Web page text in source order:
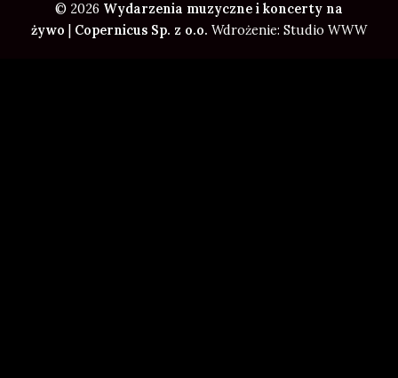
© 2026 Wydarzenia muzyczne i koncerty na
żywo
Copernicus Sp. z o.o. Wdrożenie: Studio WWW